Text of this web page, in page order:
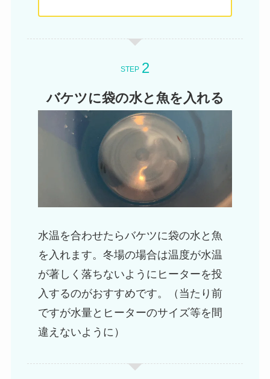
STEP
バケツに袋の水と魚を入れる
水温を合わせたらバケツに袋の水と魚
を入れます。冬場の場合は温度が水温
が著しく落ちないようにヒーターを投
入するのがおすすめです。（当たり前
ですが水量とヒーターのサイズ等を間
違えないように）